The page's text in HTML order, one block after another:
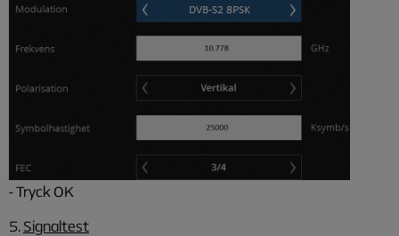
- Tryck OK
5.Signaltest